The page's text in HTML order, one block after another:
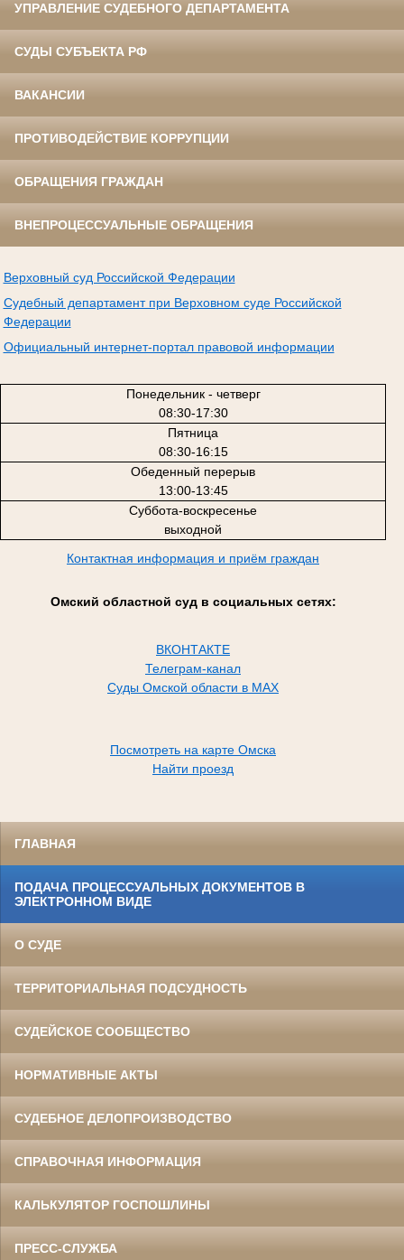
УПРАВЛЕНИЕ СУДЕБНОГО ДЕПАРТАМЕНТА
СУДЫ СУБЪЕКТА РФ
ВАКАНСИИ
ПРОТИВОДЕЙСТВИЕ КОРРУПЦИИ
ОБРАЩЕНИЯ ГРАЖДАН
ВНЕПРОЦЕССУАЛЬНЫЕ ОБРАЩЕНИЯ
Верховный суд Российской Федерации
Судебный департамент при Верховном суде Российской
Федерации
Официальный интернет-портал правовой информации
Понедельник - четверг
08:30-17:30
Пятница
08:30-16:15
Обеденный перерыв
13:00-13:45
Суббота-воскресенье
выходной
Контактная информация и приём граждан
Омский областной суд в социальных сетях:
ВКОНТАКТЕ
Телеграм-канал
Суды Омской области в MAX
Посмотреть на карте Омска
Найти проезд
ГЛАВНАЯ
ПОДАЧА ПРОЦЕССУАЛЬНЫХ ДОКУМЕНТОВ В
ЭЛЕКТРОННОМ ВИДЕ
О СУДЕ
ТЕРРИТОРИАЛЬНАЯ ПОДСУДНОСТЬ
СУДЕЙСКОЕ СООБЩЕСТВО
НОРМАТИВНЫЕ АКТЫ
СУДЕБНОЕ ДЕЛОПРОИЗВОДСТВО
СПРАВОЧНАЯ ИНФОРМАЦИЯ
КАЛЬКУЛЯТОР ГОСПОШЛИНЫ
ПРЕСС-СЛУЖБА